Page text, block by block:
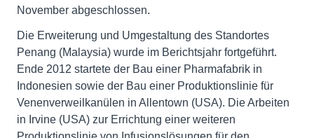
November abgeschlossen.
Die Erweiterung und Umgestaltung des Standortes
Penang (Malaysia) wurde im Berichtsjahr fortgeführt.
Ende 2012 startete der Bau einer Pharmafabrik in
Indonesien sowie der Bau einer Produktionslinie für
Venenverweilkanülen in Allentown (USA). Die Arbeiten
in Irvine (USA) zur Errichtung einer weiteren